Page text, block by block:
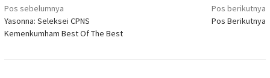
Navigasi
pos
Pos sebelumnya
Yasonna: Seleksei CPNS
Kemenkumham Best Of The Best
Pos berikutnya
Pos Berikutnya